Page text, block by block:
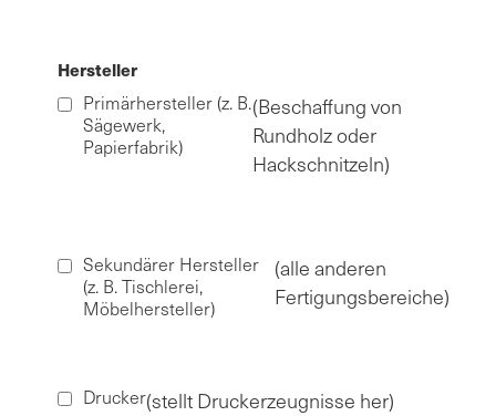
Hersteller
Primärhersteller (z. B.
Sägewerk,
Papierfabrik)
(Beschaffung von
Rundholz oder
Hackschnitzeln)
Sekundärer Hersteller
(z. B. Tischlerei,
Möbelhersteller)
(alle anderen
Fertigungsbereiche)
Drucker(stellt Druckerzeugnisse her)